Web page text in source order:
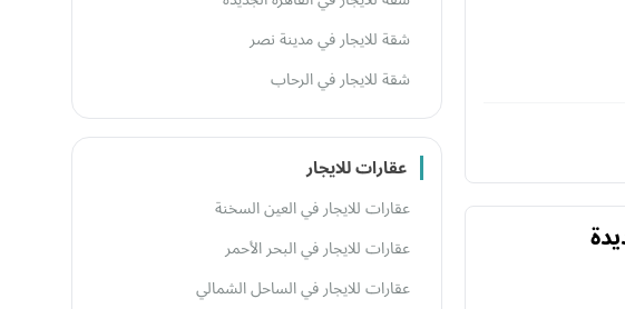
شقة للايجار في مدينة نصر
شقة للايجار في الرحاب
عقارات للايجار
عقارات للايجار في العين السخنة
عقارات للايجار في البحر الأحمر
عقارات للايجار في الساحل الشمالي